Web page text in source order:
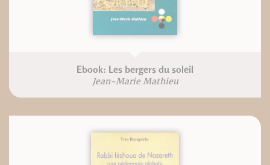
Ebook: Les bergers du soleil
Jean-Marie Mathieu